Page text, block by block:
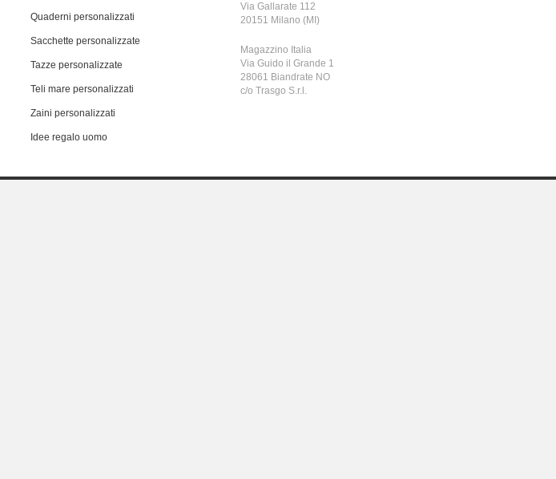
Quaderni personalizzati
Sacchette personalizzate
Tazze personalizzate
Teli mare personalizzati
Zaini personalizzati
Idee regalo uomo
Via Gallarate 112
20151 Milano (MI)
Magazzino Italia
Via Guido il Grande 1
28061 Biandrate NO
c/o Trasgo S.r.l.